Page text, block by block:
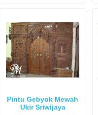
Pintu Gebyok Mewah
Ukir Sriwijaya